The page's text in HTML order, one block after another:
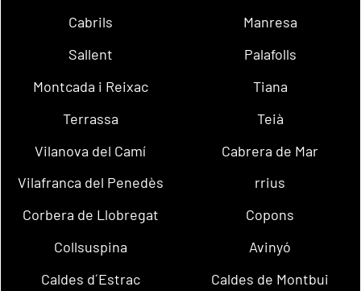
Cabrils
Manresa
Sallent
Palafolls
Montcada i Reixac
Tiana
Terrassa
Teià
Vilanova del Camí
Cabrera de Mar
Vilafranca del Penedès
rrius
Corbera de Llobregat
Copons
Collsuspina
Avinyó
Caldes d´Estrac
Caldes de Montbui